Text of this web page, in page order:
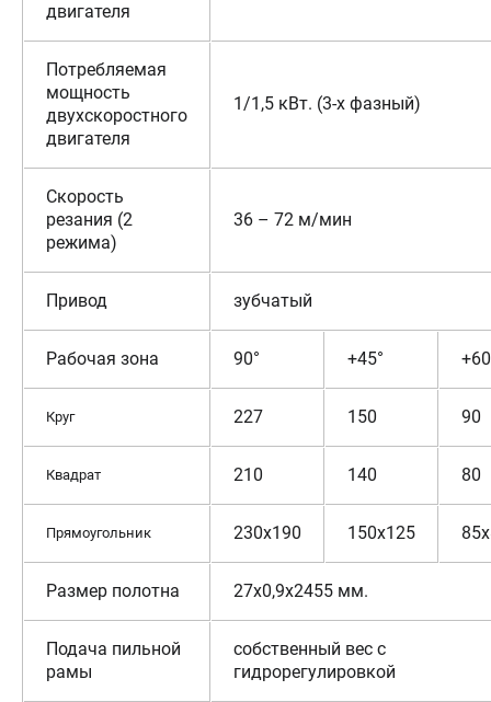
двигателя
Потребляемая
мощность
двухскоростного
двигателя
1/1,5 кВт. (3-х фазный)
Скорость
резания (2
режима)
36 – 72 м/мин
Привод зубчатый
Рабочая зона 90° +45°
Круг 227 150 90
Квадрат 210 140 80
Прямоугольник 230x190 150х125 85x
Размер полотна 27х0,9х2455 мм.
Подача пильной
рамы
собственный вес с
гидрорегулировкой